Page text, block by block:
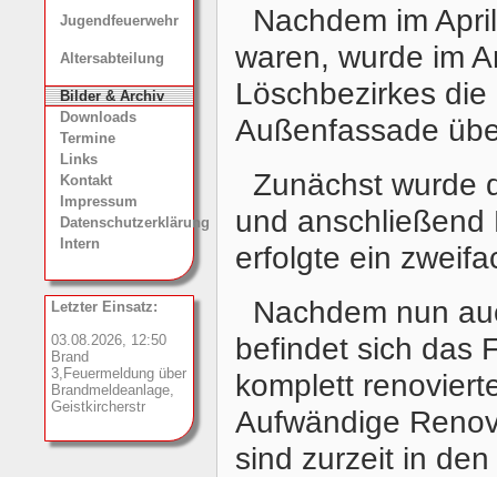
Jugendfeuerwehr
Altersabteilung
Bilder & Archiv
Downloads
Termine
Links
Kontakt
Impressum
Datenschutzerklärung
Intern
Letzter Einsatz:
03.08.2026, 12:50
Brand
3,Feuermeldung über
Brandmeldeanlage,
Geistkircherstr
Nachdem im
waren, wurde im
Löschbezirkes
Außenfassade
Zunächst wurde
und anschließend
erfolgte ein
Nachdem nun
befindet sich das
komplett
Aufwändige
sind zurzeit in